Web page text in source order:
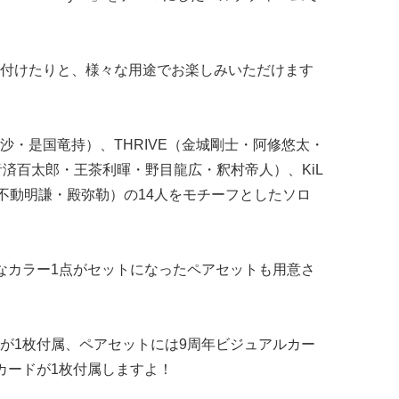
けたりと、様々な用途でお楽しみいただけます
・是国竜持）、THRIVE（金城剛士・阿修悠太・
百太郎・王茶利暉・野目龍広・釈村帝人）、KiL
動明謙・殿弥勒）の14人をモチーフとしたソロ
ラー1点がセットになったペアセットも用意さ
1枚付属、ペアセットには9周年ビジュアルカー
ドが1枚付属しますよ！